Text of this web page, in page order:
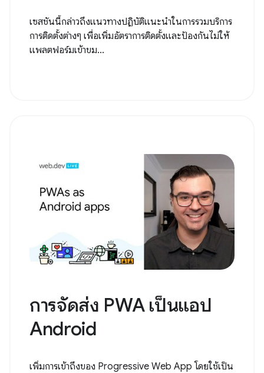
เซสชันนี้กล่าวถึงแนวทางปฏิบัติแนะนำในการรวมบริการ
การติดตั้งต่างๆ เพื่อเพิ่มอัตราการติดตั้งและป้องกันไม่ให้
แพลตฟอร์มเข้าขม...
การจัดส่ง PWA เป็นแอป
Android
เพิ่มการเข้าถึงของ Progressive Web App โดยใช้เป็น